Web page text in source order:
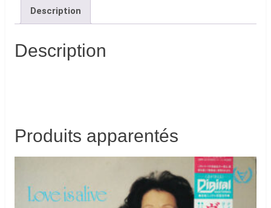
Description
Description
Produits apparentés